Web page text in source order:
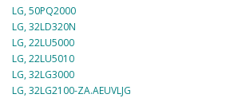
LG, 50PQ2000
LG, 32LD320N
LG, 22LU5000
LG, 22LU5010
LG, 32LG3000
LG, 32LG2100-ZA.AEUVLJG